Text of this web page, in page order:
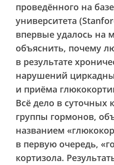
проведённого на
университета
впервые удалось на
объяснить, почему
в результате
нарушений
и приёма
Всё дело в суточных
группы гормонов,
названием
в первую очередь,
кортизола.